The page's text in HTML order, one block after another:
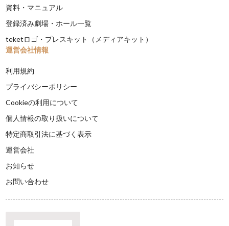
資料・マニュアル
登録済み劇場・ホール一覧
teketロゴ・プレスキット（メディアキット）
運営会社情報
利用規約
プライバシーポリシー
Cookieの利用について
個人情報の取り扱いについて
特定商取引法に基づく表示
運営会社
お知らせ
お問い合わせ